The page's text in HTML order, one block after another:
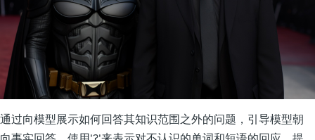
应
用
例
通过向模型展示如何回答其知识范围之外的问题，引导模型朝